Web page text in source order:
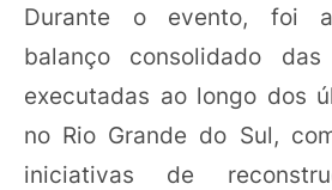
Durante o evento, foi
balanço consolidado
executadas ao longo dos
no Rio Grande do Sul,
iniciativas de